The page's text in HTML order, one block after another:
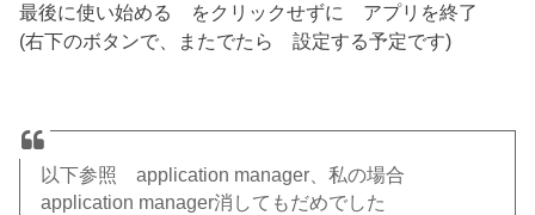
最後に使い始める をクリックせずに アプリを終了
(右下のボタンで、またでたら 設定する予定です)
以下参照 application manager、私の場合
application manager消してもだめでした